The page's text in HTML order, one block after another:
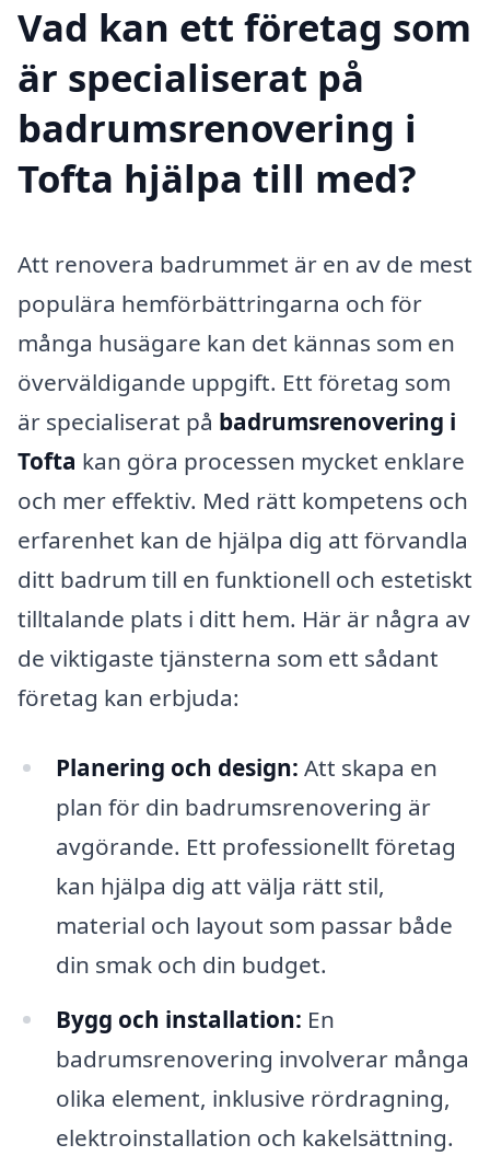
Vad kan ett företag som
är specialiserat på
badrumsrenovering i
Tofta hjälpa till med?
Att renovera badrummet är en av de mest
populära hemförbättringarna och för
många husägare kan det kännas som en
överväldigande uppgift. Ett företag som
är specialiserat på badrumsrenovering i
Tofta kan göra processen mycket enklare
och mer effektiv. Med rätt kompetens och
erfarenhet kan de hjälpa dig att förvandla
ditt badrum till en funktionell och estetiskt
tilltalande plats i ditt hem. Här är några av
de viktigaste tjänsterna som ett sådant
företag kan erbjuda:
Planering och design: Att skapa en
plan för din badrumsrenovering är
avgörande. Ett professionellt företag
kan hjälpa dig att välja rätt stil,
material och layout som passar både
din smak och din budget.
Bygg och installation: En
badrumsrenovering involverar många
olika element, inklusive rördragning,
elektroinstallation och kakelsättning.